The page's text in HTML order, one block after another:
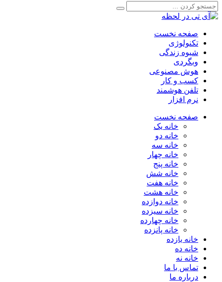
صفحه نخست
تکنولوژی
شیوه زندگی
وبگردی
هوش مصنوعی
کسب و کار
تلفن هوشمند
نرم افزار
صفحه نخست
خانه یک
خانه دو
خانه سه
خانه چهار
خانه پنج
خانه شش
خانه هفت
خانه هشت
خانه دوازده
خانه سیزده
خانه چهارده
خانه پانزده
خانه یازده
خانه ده
خانه نه
تماس با ما
درباره ما